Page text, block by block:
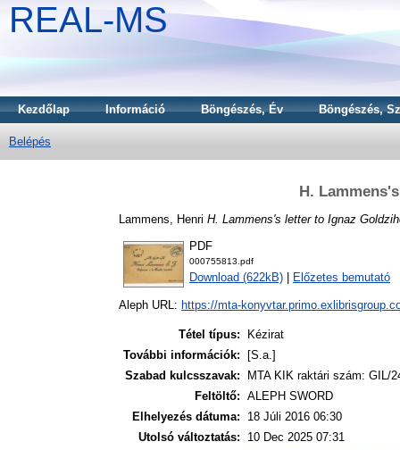
REAL-MS
Kezdőlap Információ Böngészés, Év Böngészés,
Belépés
H.
Lammens, Henri H. Lammens's letter to Ignaz
PDF
000755813.pdf
Download (622kB) Előzetes bemutató
Aleph URL: https://mta-
Tétel típus:
Kézirat
További információk:
[S.a.]
Szabad kulcsszavak:
MTA KIK raktári szám: GIL/
Feltöltő: ALEPH SWORD
Elhelyezés dátuma:
18 Júli 2016 06:30
Utolsó változtatás:
10 Dec 2025 07:31